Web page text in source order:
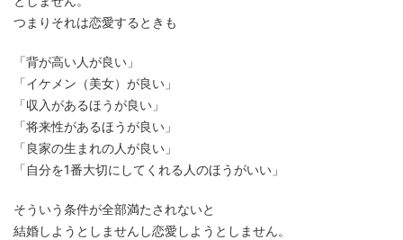
つまりそれは恋愛するときも
「背が高い人が良い」
「イケメン（美女）が良い」
「収入があるほうが良い」
「将来性があるほうが良い」
「良家の生まれの人が良い」
「自分を1番大切にしてくれる人のほうがいい」
そういう条件が全部満たされないと
結婚しようとしませんし恋愛しようとしません。